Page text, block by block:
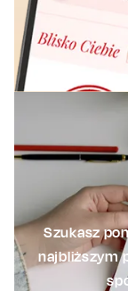
Szukasz
najbliższym